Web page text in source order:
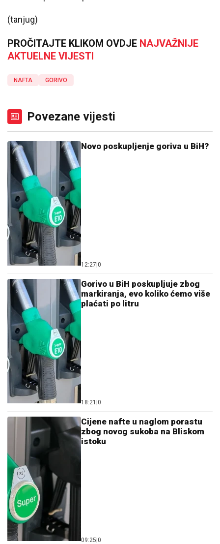
(tanjug)
PROČITAJTE KLIKOM OVDJE NAJVAŽNIJE
AKTUELNE VIJESTI
NAFTA GORIVO
Povezane vijesti
Novo poskupljenje goriva u BiH?
12:27 0
Gorivo u BiH poskupljuje zbog
markiranja, evo koliko ćemo više
plaćati po litru
18:21 0
Cijene nafte u naglom porastu
zbog novog sukoba na Bliskom
istoku
09:25 0